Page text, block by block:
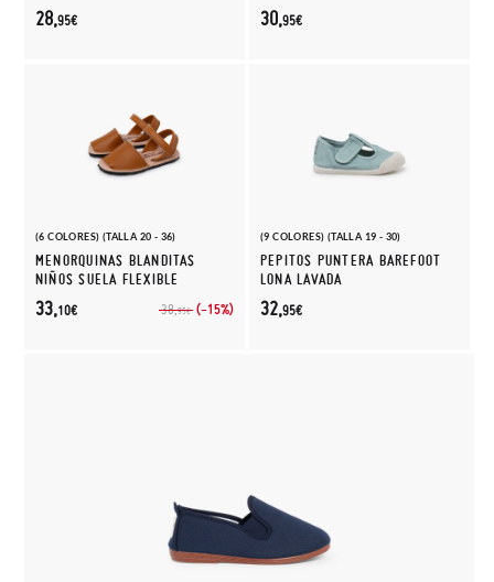
28,95€ 30,95€
(6 COLORES) (TALLA 20 - 36)
MENORQUINAS BLANDITAS
NIÑOS SUELA FLEXIBLE
38,95€ (-15%)
33,10€
(9 COLORES) (TALLA 19 - 30)
PEPITOS PUNTERA BAREFOOT
LONA LAVADA
32,95€